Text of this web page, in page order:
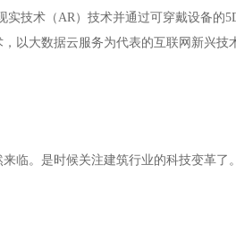
实技术（AR）技术并通过可穿戴设备
以大数据云服务为代表的互联网新兴
临。是时候关注建筑行业的科技变革了。